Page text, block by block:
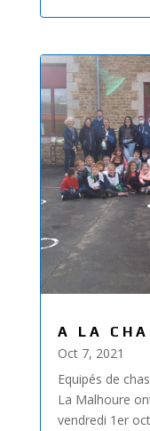
A LA
Oct 7, 2021
Equipés de
La Malhoure
vendredi 1er